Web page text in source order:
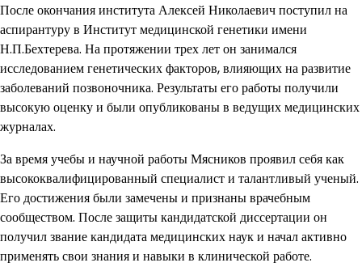
После окончания института Алексей Николаевич поступил на
аспирантуру в Институт медицинской генетики имени
Н.П.Бехтерева. На протяжении трех лет он занимался
исследованием генетических факторов, влияющих на развитие
заболеваний позвоночника. Результаты его работы получили
высокую оценку и были опубликованы в ведущих медицинских
журналах.
За время учебы и научной работы Мясников проявил себя как
высококвалифицированный специалист и талантливый ученый.
Его достижения были замечены и признаны врачебным
сообществом. После защиты кандидатской диссертации он
получил звание кандидата медицинских наук и начал активно
применять свои знания и навыки в клинической работе.